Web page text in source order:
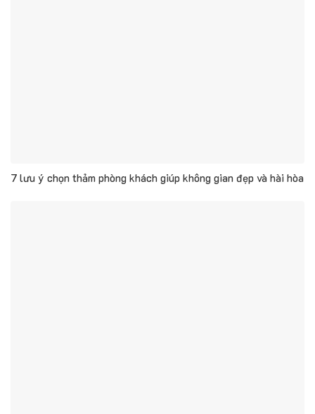
7 lưu ý chọn thảm phòng khách giúp không gian đẹp và hài hòa